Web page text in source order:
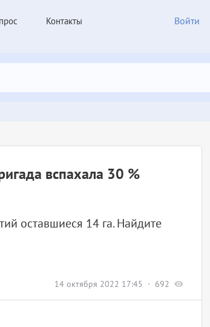
Контакты Войти
14 октября 2022 17:45 692
вспахала 30 %
оставшиеся 14 га. Найдите